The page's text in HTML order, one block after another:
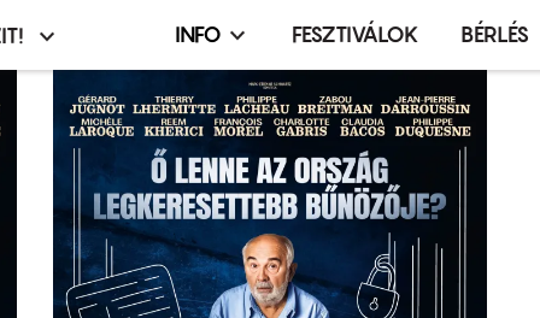
Infó,
esemény,
terembérlés
menü
INFO FESZTIVÁLOK BÉRLÉS